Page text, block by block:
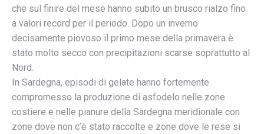
che sul finire del mese hanno subito un brusco rialzo fino
a valori record per il periodo. Dopo un inverno
decisamente piovoso il primo mese della primavera è
stato molto secco con precipitazioni scarse soprattutto al
Nord.
In Sardegna, episodi di gelate hanno fortemente
compromesso la produzione di asfodelo nelle zone
costiere e nelle pianure della Sardegna meridionale con
zone dove non c’è stato raccolte e zone dove le rese si